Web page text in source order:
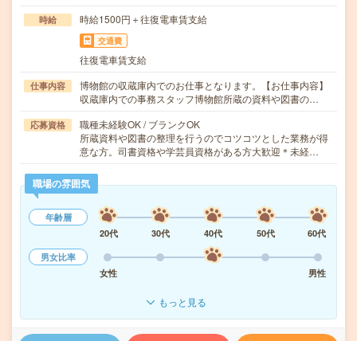
時給 時給1500円＋往復電車賃支給
交通費
往復電車賃支給
仕事内容
博物館の収蔵庫内でのお仕事となります。【お仕事内容】
収蔵庫内での事務スタッフ博物館所蔵の資料や図書の…
応募資格
職種未経験OK / ブランクOK
所蔵資料や図書の整理を行うのでコツコツとした業務が得
意な方。司書資格や学芸員資格がある方大歓迎＊未経…
職場の雰囲気
年齢層
20代
30代 40代 50代
60代
男女比率
女性
男性
もっと見る